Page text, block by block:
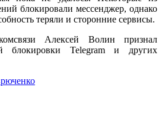
блокировали мессенджер, однако
теряли и сторонние сервисы.
Алексей Волин признал
блокировки Telegram и других